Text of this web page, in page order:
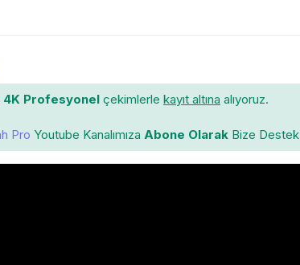
4K Profesyonel çekimlerle kayıt altına alıyoruz.
Pro Youtube Kanalımıza Abone Olarak Bize Destek